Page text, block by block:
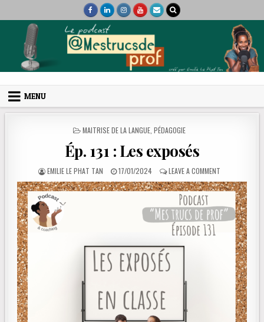
Mes trucs de prof
MENU
POSTED IN
MAITRISE DE LA LANGUE, PÉDAGOGIE
Ép. 131 : Les exposés
AUTHOR:
EMILIE LE PHAT TAN PUBLISHED DATE:
17/01/2024 LEAVE A COMMENTON ÉP. 131 :